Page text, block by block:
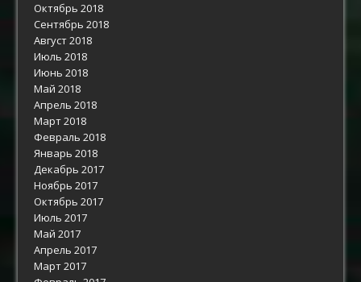
Октябрь 2018
Сентябрь 2018
Август 2018
Июль 2018
Июнь 2018
Май 2018
Апрель 2018
Март 2018
Февраль 2018
Январь 2018
Декабрь 2017
Ноябрь 2017
Октябрь 2017
Июль 2017
Май 2017
Апрель 2017
Март 2017